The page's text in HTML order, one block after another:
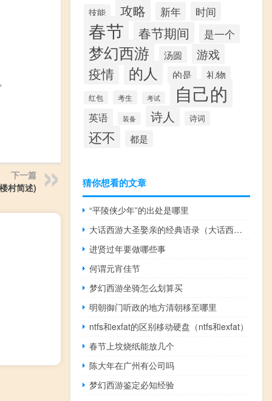
下一篇
村简述)
技能 攻略 新年 时间
春节 春节期间 是一个
梦幻西游 汤圆 游戏
疫情 的人 的是 礼物
红包 考生 考试 自己的
英语 装备 诗人 诗词
还不 都是
猜你想看的文章
“平陵侠少年”的出处是哪里
大话西游大圣娶亲的经典语录（大话西游大圣娶亲免费）
进贤过年要做哪些事
何谓元宵佳节
梦幻西游坐骑怎么划算买
明朝御门听政的地方清朝移至哪里
ntfs和exfat的区别移动硬盘（ntfs和exfat）
春节上坟烧纸能放几个
陈大年在广州有公司吗
梦幻西游鉴定必知经验